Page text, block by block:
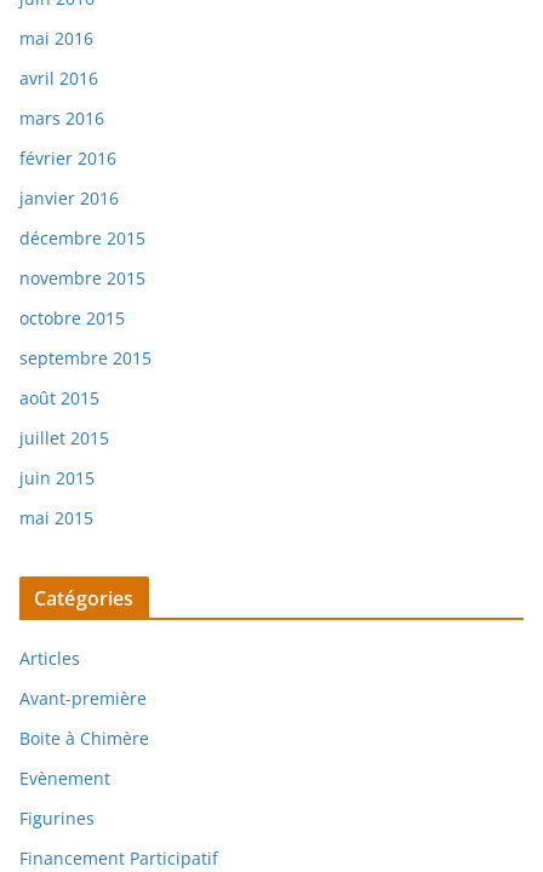
mai 2016
avril 2016
mars 2016
février 2016
janvier 2016
décembre 2015
novembre 2015
octobre 2015
septembre 2015
août 2015
juillet 2015
juin 2015
mai 2015
Catégories
Articles
Avant-première
Boite à Chimère
Evènement
Figurines
Financement Participatif